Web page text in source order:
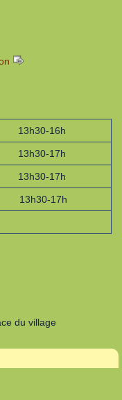
13h30-16h
13h30-17h
13h30-17h
13h30-17h
du village